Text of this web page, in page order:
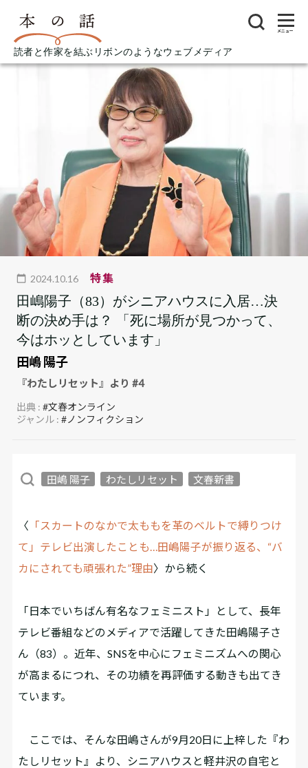
読者と作家を結ぶリボンのようなウェブメディア
メニュー
2024.10.16 特集
田嶋陽子（83）がシニアハウスに入居…決
断の決め手は？ 「死に場所が見つかって、
今はホッとしています」
田嶋 陽子
『わたしリセット』より #4
出典 :#文春オンライン
ジャンル :#ノンフィクション
田嶋 陽子 わたしリセット 文春新書
〈 「スカートのなかで太ももを革のベルトで縛りつけ
て」テレビ出演したことも…田嶋陽子が振り返る、“バ
カにされても頑張れた”理由〉から続く
「日本でいちばん有名なフェミニスト」として、長年
テレビ番組などのメディアで活躍してきた田嶋陽子さ
ん（83）。近年、SNSを中心にフェミニズムへの関心
が高まるにつれ、その功績を再評価する動きも出てき
ています。
ここでは、そんな田嶋さんが9月20日に上梓した『わ
たしリセット』より、シニアハウスと軽井沢の自宅と